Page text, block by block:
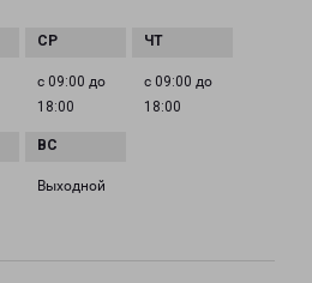
с 09:00 до
18:00
с 09:00 до
18:00
Выходной